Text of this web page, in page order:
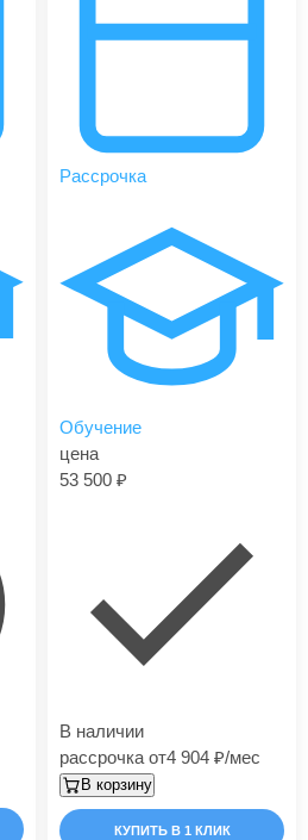
Рассрочка
Обучение
цена
53 500
В наличии
рассрочка от4 904 /мес
В корзину
КУПИТЬ В 1 КЛИК